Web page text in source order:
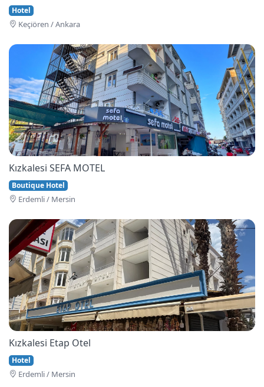
Hotel
Keçi̇ören / Ankara
Kızkalesi SEFA MOTEL
Boutique Hotel
Erdemli / Mersin
Kızkalesi Etap Otel
Hotel
Erdemli / Mersin